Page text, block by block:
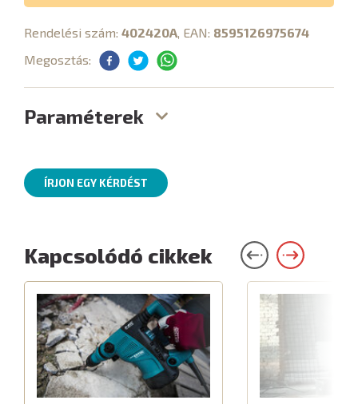
Rendelési szám: 402420A, EAN: 8595126975674
Megosztás:
Paraméterek
ÍRJON EGY KÉRDÉST
Kapcsolódó cikkek